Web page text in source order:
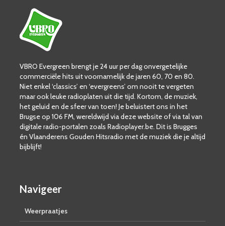
VBRO Evergreen brengt je 24 uur per dag onvergetelijke
commerciële hits uit voornamelijk de jaren 60, 70 en 80.
Niet enkel ‘classics’ en ‘evergreens’ om nooit te vergeten
maar ook leuke radioplaten uit die tijd. Kortom, de muziek,
het geluid en de sfeer van toen! Je beluistert ons in het
Brugse op 106 FM, wereldwijd via deze website of via tal van
digitale radio-portalen zoals Radioplayer.be. Dit is Brugges
én Vlaanderens Gouden Hitsradio met de muziek die je altijd
bijblijft!
Navigeer
Weerpraatjes